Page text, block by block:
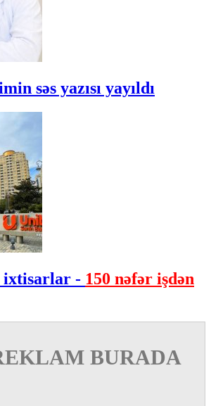
səs yazısı yayıldı
- 150 nəfər işdən
BURADA